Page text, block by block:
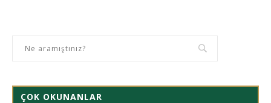
ÇOK OKUNANLAR